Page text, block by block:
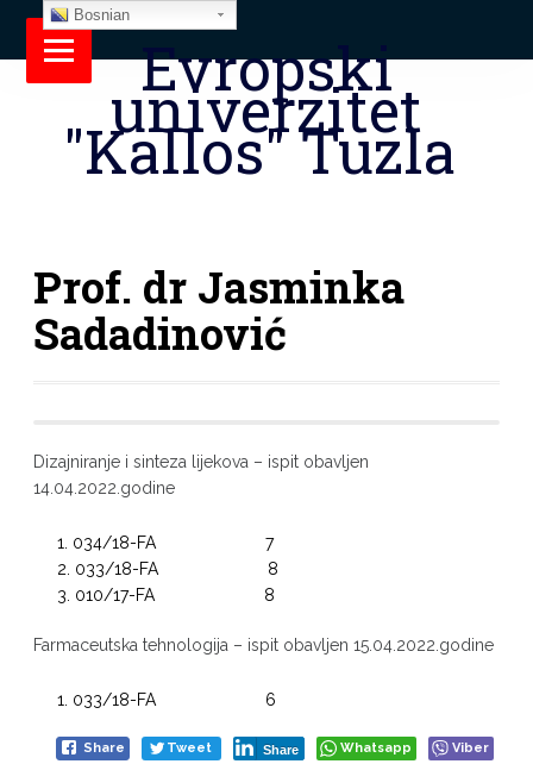
Evropski
univerzitet
"Kallos" Tuzla
Prof. dr Jasminka
Sadadinović
Dizajniranje i sinteza lijekova – ispit obavljen
14.04.2022.godine
034/18-FA 7
033/18-FA 8
010/17-FA 8
Farmaceutska tehnologija – ispit obavljen 15.04.2022.godine
033/18-FA 6
Share Tweet Share Whatsapp Viber
Bosnian